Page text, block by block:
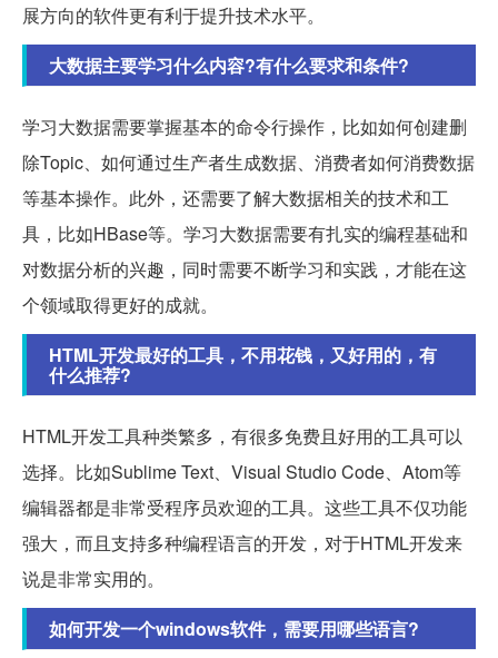
展方向的软件更有利于提升技术水平。
大数据主要学习什么内容?有什么要求和条件?
学习大数据需要掌握基本的命令行操作，比如如何创建删
除Topic、如何通过生产者生成数据、消费者如何消费数据
等基本操作。此外，还需要了解大数据相关的技术和工
具，比如HBase等。学习大数据需要有扎实的编程基础和
对数据分析的兴趣，同时需要不断学习和实践，才能在这
个领域取得更好的成就。
HTML开发最好的工具，不用花钱，又好用的，有
什么推荐?
HTML开发工具种类繁多，有很多免费且好用的工具可以
选择。比如Sublime Text、Visual Studio Code、Atom等
编辑器都是非常受程序员欢迎的工具。这些工具不仅功能
强大，而且支持多种编程语言的开发，对于HTML开发来
说是非常实用的。
如何开发一个windows软件，需要用哪些语言?